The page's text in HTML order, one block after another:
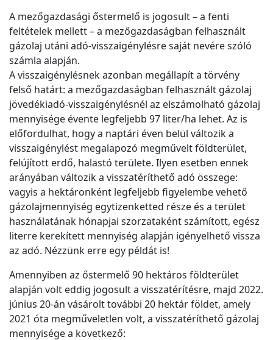
A mezőgazdasági őstermelő is jogosult – a fenti
feltételek mellett – a mezőgazdaságban felhasznált
gázolaj utáni adó-visszaigénylésre saját nevére szóló
számla alapján.
A visszaigénylésnek azonban megállapít a törvény
felső határt: a mezőgazdaságban felhasznált gázolaj
jövedékiadó-visszaigénylésnél az elszámolható gázolaj
mennyisége évente legfeljebb 97 liter/ha lehet. Az is
előfordulhat, hogy a naptári éven belül változik a
visszaigénylést megalapozó megművelt földterület,
felújított erdő, halastó területe. Ilyen esetben ennek
arányában változik a visszatéríthető adó összege:
vagyis a hektáronként legfeljebb figyelembe vehető
gázolajmennyiség egytizenketted része és a terület
használatának hónapjai szorzataként számított, egész
literre kerekített mennyiség alapján igényelhető vissza
az adó. Nézzünk erre egy példát is!
Amennyiben az őstermelő 90 hektáros földterület
alapján volt eddig jogosult a visszatérítésre, majd 2022.
június 20-án vásárolt további 20 hektár földet, amely
2021 óta megműveletlen volt, a visszatéríthető gázolaj
mennyisége a következő: